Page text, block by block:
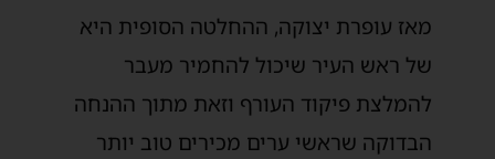
מאז עופרת יצוקה, ההחלטה הסופית היא
של ראש העיר שיכול להחמיר מעבר
להמלצת פיקוד העורף וזאת מתוך ההנחה
הבדוקה שראשי ערים מכירים טוב יותר